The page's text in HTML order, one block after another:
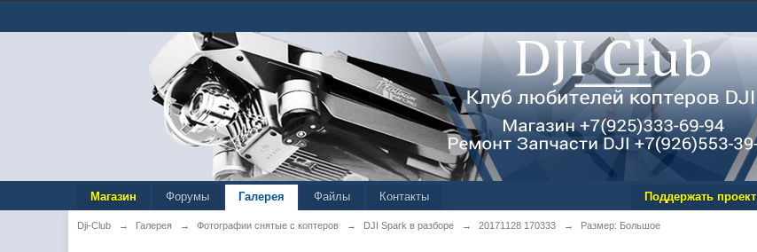
Поддержать проект
Магазин Форумы Галерея Файлы Контакты
Dji-Club → Галерея → Фотографии снятые с коптеров → DJI Spark в разборе → 20171128 170333 → Размер: Большое